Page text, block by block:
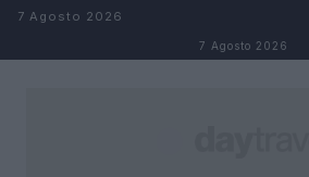
Salta al contenuto
7 Agosto 2026
7 Agosto 2026